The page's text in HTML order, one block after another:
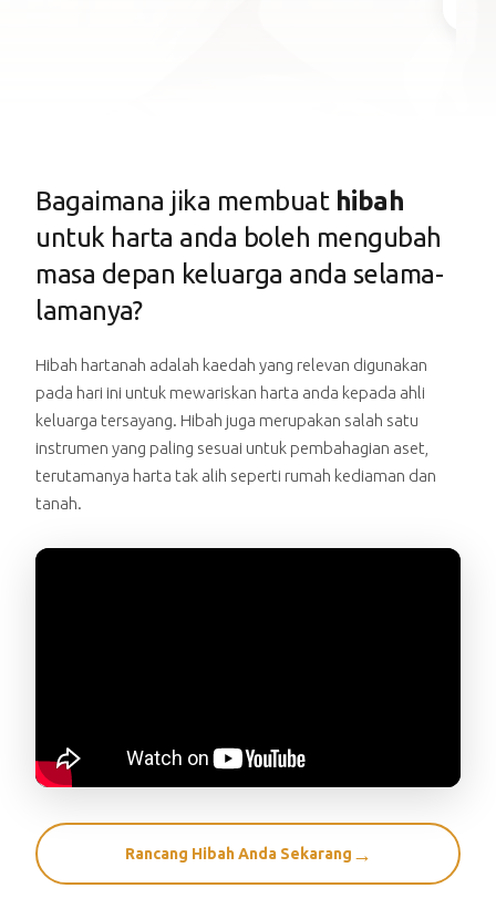
Bagaimana jika membuat hibah
untuk harta anda boleh mengubah
masa depan keluarga anda selama-
lamanya?
Hibah hartanah adalah kaedah yang relevan digunakan
pada hari ini untuk mewariskan harta anda kepada ahli
keluarga tersayang. Hibah juga merupakan salah satu
instrumen yang paling sesuai untuk pembahagian aset,
terutamanya harta tak alih seperti rumah kediaman dan
tanah.
Rancang Hibah Anda Sekarang